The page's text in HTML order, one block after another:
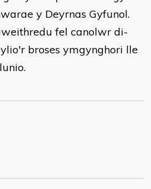
y Deyrnas Gyfunol.
fel canolwr di-
broses ymgynghori lle